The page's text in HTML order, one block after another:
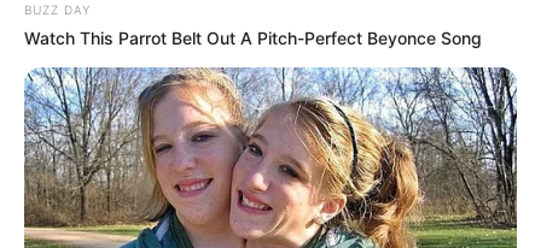
BUZZ DAY
Watch This Parrot Belt Out A Pitch-Perfect Beyonce Song